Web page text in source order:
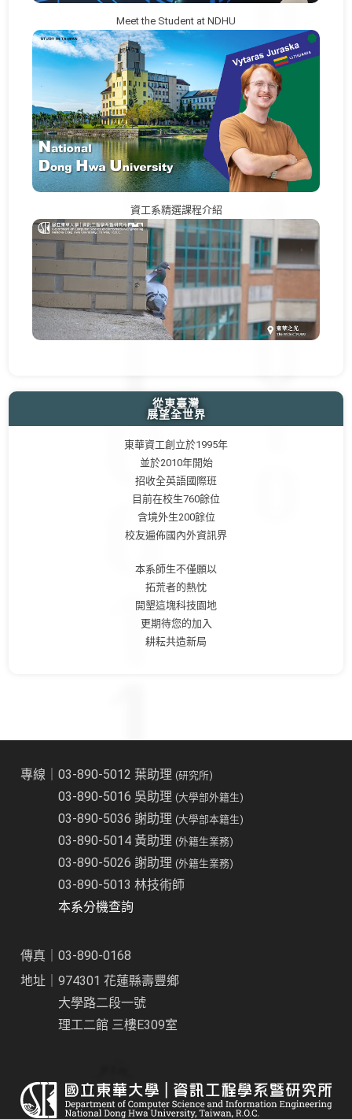
Meet the Student at NDHU
資工系精選課程介紹
從東臺灣
展望全世界
東華資工創立於1995年
並於2010年開始
招收全英語國際班
目前在校生760餘位
含境外生200餘位
校友遍佈國內外資訊界
本系師生不僅願以
拓荒者的熱忱
開墾這塊科技園地
更期待您的加入
耕耘共造新局
專線｜03-890-5012 葉助理(研究所)
03-890-5016 吳助理(大學部外籍生)
03-890-5036 謝助理(大學部本籍生)
03-890-5014 黃助理(外籍生業務)
03-890-5026 謝助理(外籍生業務)
03-890-5013 林技術師
本系分機查詢
傳真｜03-890-0168
地址｜974301 花蓮縣壽豐鄉
大學路二段一號
理工二館 三樓E309室